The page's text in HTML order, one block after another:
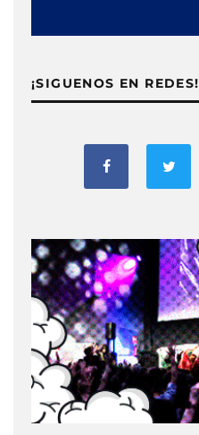
¡SIGUENOS EN REDES!